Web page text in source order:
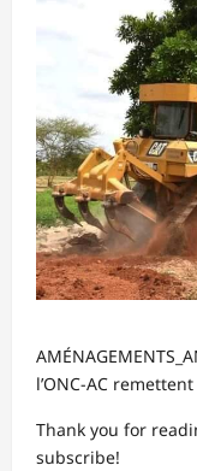
l’ONC-AC
Thank you for
subscribe!